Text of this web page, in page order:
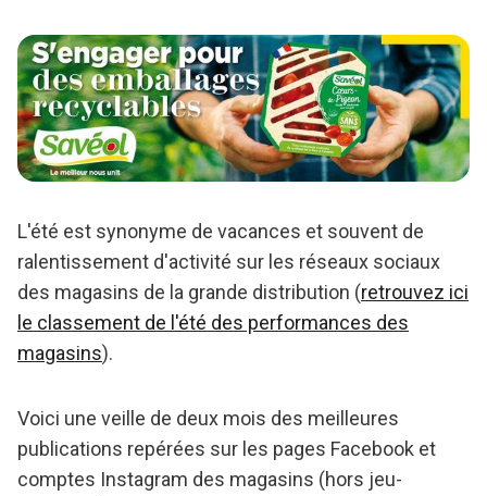
L'été est synonyme de vacances et souvent de
ralentissement d'activité sur les réseaux sociaux
des magasins de la grande distribution (retrouvez ici
le classement de l'été des performances des
magasins).
Voici une veille de deux mois des meilleures
publications repérées sur les pages Facebook et
comptes Instagram des magasins (hors jeu-